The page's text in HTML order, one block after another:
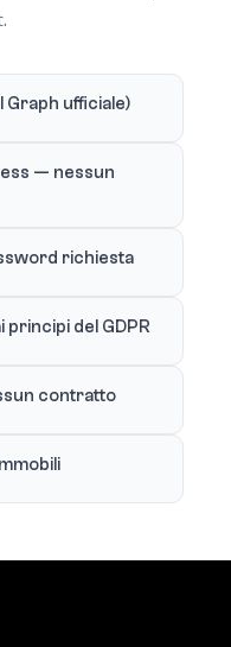
Graph ufficiale)
— nessun
richiesta
principi del GDPR
contratto